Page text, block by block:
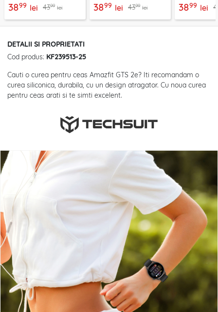
3899 lei 4399 lei 3899 lei 4399 lei 3899 lei
DETALII SI PROPRIETATI
Cod produs: KF239513-25
Cauti o curea pentru ceas Amazfit GTS 2e? Iti recomandam o
curea siliconica, durabila, cu un design atragator. Cu noua curea
pentru ceas arati si te simti excelent.